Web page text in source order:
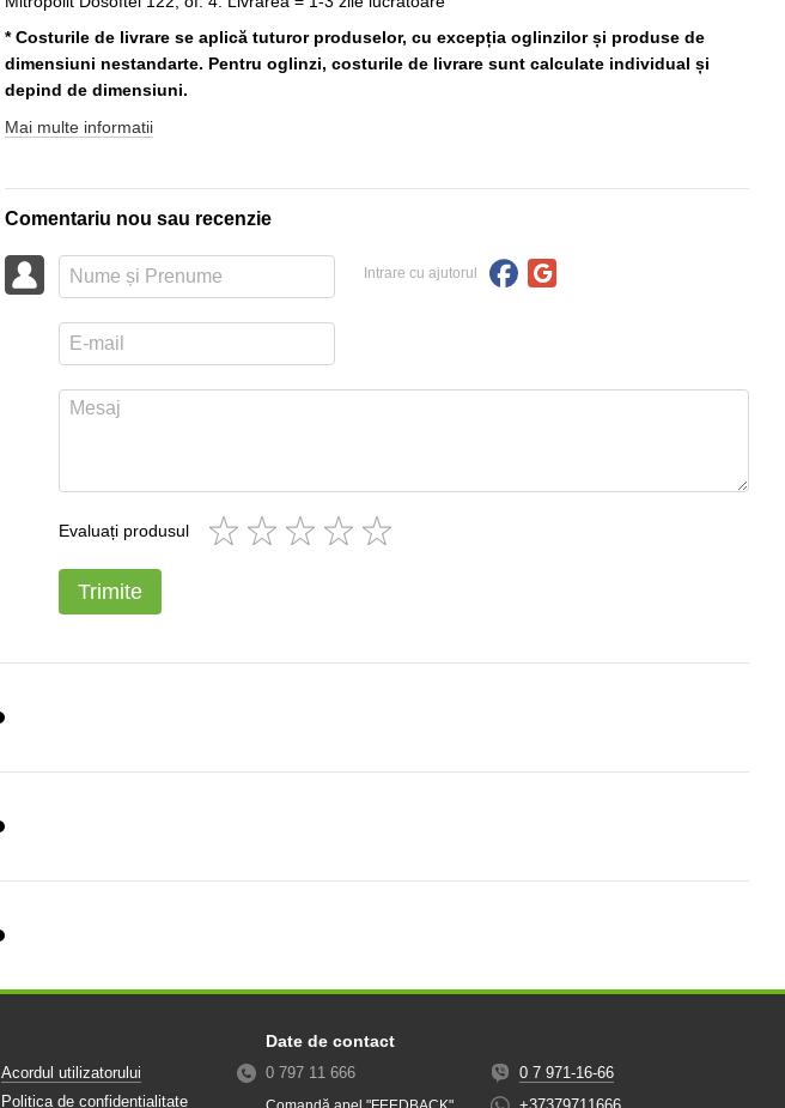
* Costurile de livrare se aplică tuturor produselor, cu excepția oglinzilor și produse de
dimensiuni nestandarte. Pentru oglinzi, costurile de livrare sunt calculate individual și
depind de dimensiuni.
Mai multe informatii
Comentariu nou sau recenzie
Intrare cu ajutorul
Evaluați produsul
Trimite
Acordul utilizatorului
Politica de confidențialitate
Date de contact
0 797 11 666
0 7 971-16-66